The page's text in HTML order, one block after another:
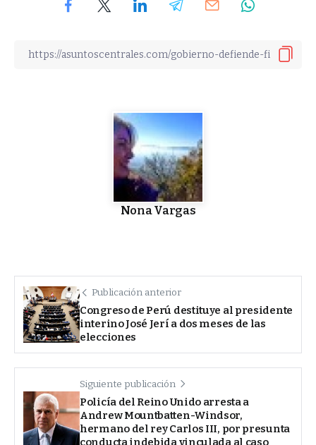
Nona Vargas
Publicación anterior
Congreso de Perú destituye al presidente
interino José Jerí a dos meses de las
elecciones
Siguiente publicación
Policía del Reino Unido arresta a
Andrew Mountbatten-Windsor,
hermano del rey Carlos III, por presunta
conducta indebida vinculada al caso